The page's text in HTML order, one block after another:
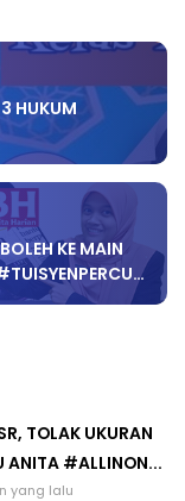
HUKUM
KE MAIN
TOLAK UKURAN
ANITA #ALLINON...
yang lalu